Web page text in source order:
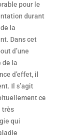
pour le
durant
la
Dans cet
d’une
de la
d’effet, il
Il s’agit
ce
très
qui